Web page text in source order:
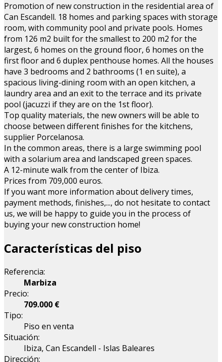
Promotion of new construction in the residential area of
Can Escandell. 18 homes and parking spaces with storage
room, with community pool and private pools. Homes
from 126 m2 built for the smallest to 200 m2 for the
largest, 6 homes on the ground floor, 6 homes on the
first floor and 6 duplex penthouse homes. All the houses
have 3 bedrooms and 2 bathrooms (1 en suite), a
spacious living-dining room with an open kitchen, a
laundry area and an exit to the terrace and its private
pool (jacuzzi if they are on the 1st floor).
Top quality materials, the new owners will be able to
choose between different finishes for the kitchens,
supplier Porcelanosa.
In the common areas, there is a large swimming pool
with a solarium area and landscaped green spaces.
A 12-minute walk from the center of Ibiza.
Prices from 709,000 euros.
If you want more information about delivery times,
payment methods, finishes,..., do not hesitate to contact
us, we will be happy to guide you in the process of
buying your new construction home!
Características del piso
Referencia:
Marbiza
Precio:
709.000 €
Tipo:
Piso en venta
Situación:
Ibiza, Can Escandell - Islas Baleares
Dirección: